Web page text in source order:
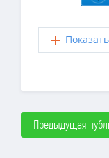
Предыдущая